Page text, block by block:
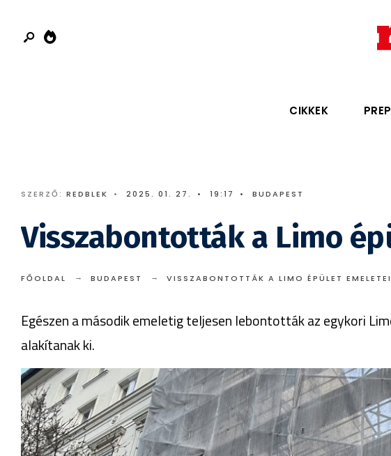
CIKKEK PREP
SZERZŐ: REDBLEK • 2025. 01. 27. • 19:17 • BUDAPEST
Visszabontották a Limo
FŐOLDAL BUDAPEST VISSZABONTOTTÁK A LIMO ÉPÜLET
Egészen a második emeletig teljesen lebontották az egykori
alakítanak ki.